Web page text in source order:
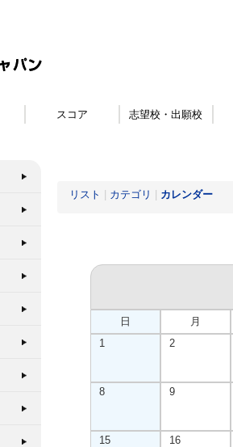
スコア 志望校・出願校
リスト カテゴリ カレンダー
日 月
1
2
8 9
15 16